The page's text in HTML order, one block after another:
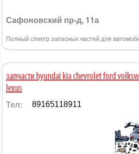
Сафоновский пр-д, 11а
Полный спектр запасных частей для
запчасти hyundai kia chevrolet ford
lexus
Тел: 89165118911